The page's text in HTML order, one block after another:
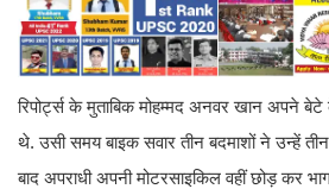
रिपोर्ट्स के मुताबिक मोहम्मद अनवर खान अपने
थे. उसी समय बाइक सवार तीन बदमाशों ने उन्हें तीन
बाद अपराधी अपनी मोटरसाइकिल वहीं छोड़ कर